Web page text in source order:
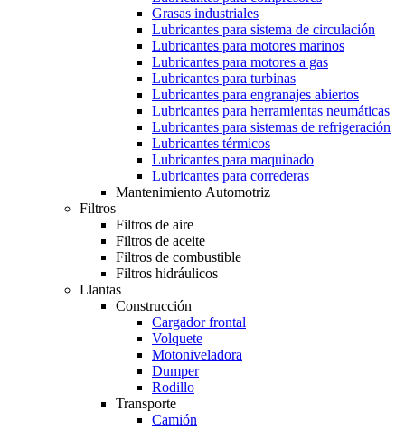
Grasas industriales
Lubricantes para sistema de circulación
Lubricantes para motores marinos
Lubricantes para motores a gas
Lubricantes para turbinas
Lubricantes para engranajes abiertos
Lubricantes para herramientas neumáticas
Lubricantes para sistemas de refrigeración
Lubricantes térmicos
Lubricantes para maquinado
Lubricantes para correderas
Mantenimiento Automotriz
Filtros
Filtros de aire
Filtros de aceite
Filtros de combustible
Filtros hidráulicos
Llantas
Construcción
Cargador frontal
Volquete
Motoniveladora
Dumper
Rodillo
Transporte
Camión